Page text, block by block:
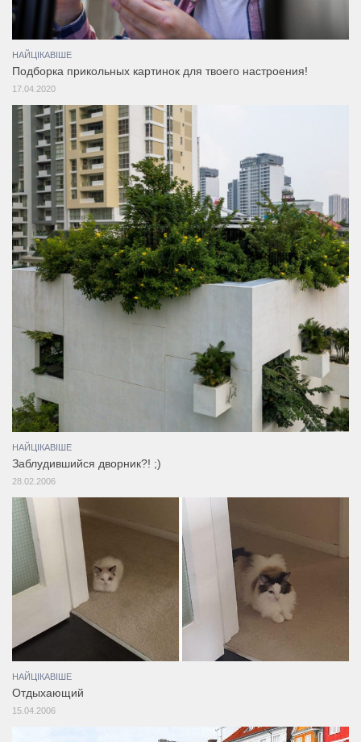
НАЙЦІКАВІШЕ
Подборка прикольных картинок для твоего настроения!
17.04.2020
НАЙЦІКАВІШЕ
Заблудившийся дворник?! ;)
28.02.2006
НАЙЦІКАВІШЕ
Отдыхающий
15.04.2006